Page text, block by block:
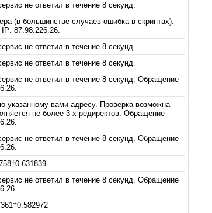
не ответил в течение 8 секунд.
(в большинстве случаев ошибка в скриптах).
87.98.226.26.
не ответил в течение 8 секунд.
не ответил в течение 8 секунд.
не ответил в течение 8 секунд. Обращение
указанному вами адресу. Проверка возможна
не более 3-х редиректов. Обращение
не ответил в течение 8 секунд. Обращение
не ответил в течение 8 секунд. Обращение